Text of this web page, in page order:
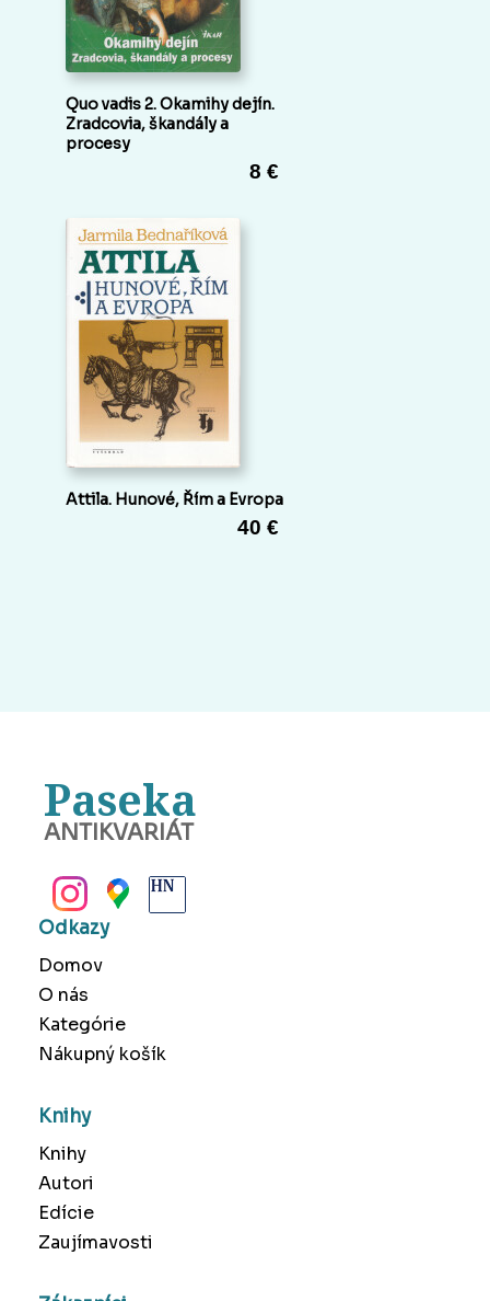
Quo vadis 2. Okamihy dejín.
Zradcovia, škandály a
procesy
8 €
Attila. Hunové, Řím a Evropa
40 €
Paseka
ANTIKVARIÁT
Odkazy
Domov
O nás
Kategórie
Nákupný košík
Knihy
Knihy
Autori
Edície
Zaujímavosti